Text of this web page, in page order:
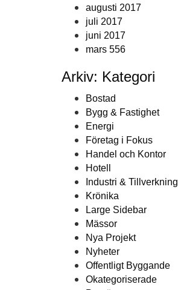
augusti 2017
juli 2017
juni 2017
mars 556
Arkiv: Kategori
Bostad
Bygg & Fastighet
Energi
Företag i Fokus
Handel och Kontor
Hotell
Industri & Tillverkning
Krönika
Large Sidebar
Mässor
Nya Projekt
Nyheter
Offentligt Byggande
Okategoriserade